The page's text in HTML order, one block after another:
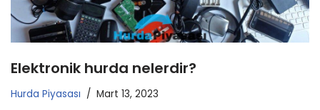
Elektronik hurda nelerdir?
Hurda Piyasası Mart 13, 2023